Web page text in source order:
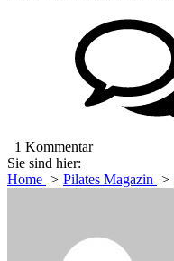
1 Kommentar
Sie sind hier:
Home
Pilates Magazin